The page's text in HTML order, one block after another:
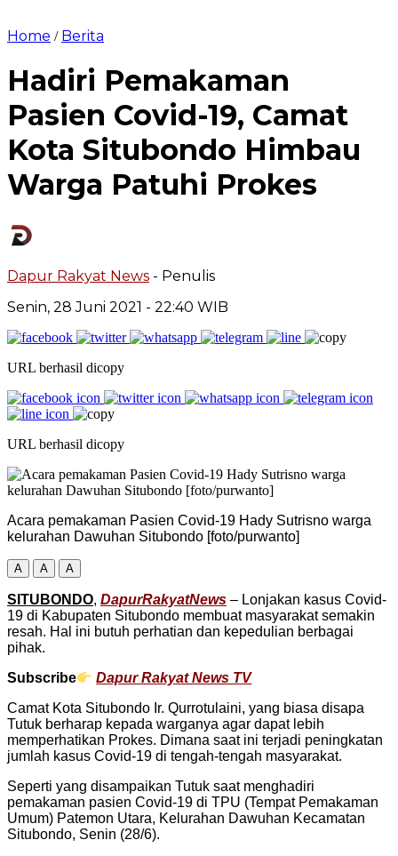
Home / Berita
Hadiri Pemakaman
Pasien Covid-19, Camat
Kota Situbondo Himbau
Warga Patuhi Prokes
Dapur Rakyat News - Penulis
Senin, 28 Juni 2021 - 22:40 WIB
URL berhasil dicopy
URL berhasil dicopy
Acara pemakaman Pasien Covid-19 Hady Sutrisno warga
kelurahan Dawuhan Situbondo [foto/purwanto]
A A A
SITUBONDO, DapurRakyatNews – Lonjakan kasus Covid-
19 di Kabupaten Situbondo membuat masyarakat semakin
resah. Hal ini butuh perhatian dan kepedulian berbagai
pihak.
Subscribe
Dapur Rakyat News TV
Camat Kota Situbondo Ir. Qurrotulaini, yang biasa disapa
Tutuk berharap kepada warganya agar dapat lebih
memperhatikan Prokes. Dimana saat ini terjadi peningkatan
jumlah kasus Covid-19 di tengah-tengah masyarakat.
Seperti yang disampaikan Tutuk saat menghadiri
pemakaman pasien Covid-19 di TPU (Tempat Pemakaman
Umum) Patemon Utara, Kelurahan Dawuhan Kecamatan
Situbondo, Senin (28/6).